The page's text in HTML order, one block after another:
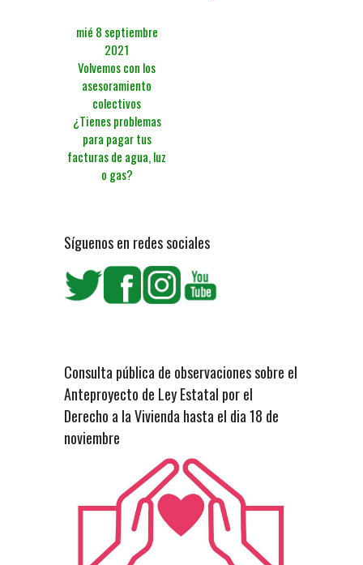
mié 8 septiembre
2021
Volvemos con los
asesoramiento
colectivos
¿Tienes problemas
para pagar tus
facturas de agua, luz
o gas?
Síguenos en redes sociales
Consulta pública de observaciones sobre el
Anteproyecto de Ley Estatal por el
Derecho a la Vivienda hasta el dia 18 de
noviembre